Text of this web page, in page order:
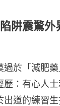
陷阱震驚
過於「減肥
歷：有心人
出道的練習